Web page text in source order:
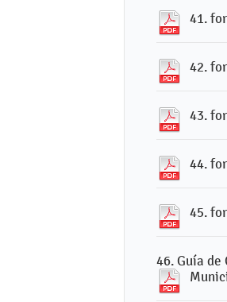
41.
42.
43.
44.
45.
46. Guía